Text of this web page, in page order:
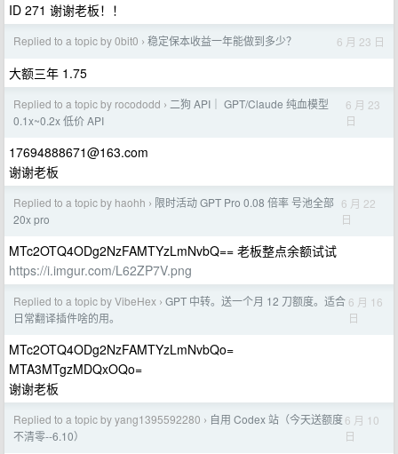
ID 271 谢谢老板！！
Replied to a topic by 0bit0 › 稳定保本收益一年能做到多少？ 6 月 23 日
大额三年 1.75
Replied to a topic by rocododd › 二狗 API｜ GPT/Claude 纯血模型
0.1x~0.2x 低价 API
6 月 23
日
17694888671@163.com
谢谢老板
Replied to a topic by haohh › 限时活动 GPT Pro 0.08 倍率 号池全部
20x pro
6 月 22
日
MTc2OTQ4ODg2NzFAMTYzLmNvbQ== 老板整点余额试试
https://i.imgur.com/L62ZP7V.png
Replied to a topic by VibeHex › GPT 中转。送一个月 12 刀额度。适合
日常翻译插件啥的用。
6 月 16
日
MTc2OTQ4ODg2NzFAMTYzLmNvbQo=
MTA3MTgzMDQxOQo=
谢谢老板
Replied to a topic by yang1395592280 › 自用 Codex 站（今天送额度
不清零--6.10）
6 月 10
日